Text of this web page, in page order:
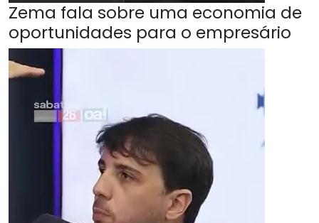
Zema fala sobre uma economia de
oportunidades para o empresário